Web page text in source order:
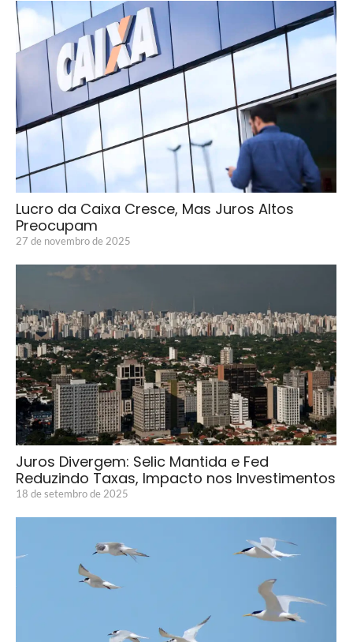
Lucro da Caixa Cresce, Mas Juros Altos
Preocupam
27 de novembro de 2025
Juros Divergem: Selic Mantida e Fed
Reduzindo Taxas, Impacto nos Investimentos
18 de setembro de 2025